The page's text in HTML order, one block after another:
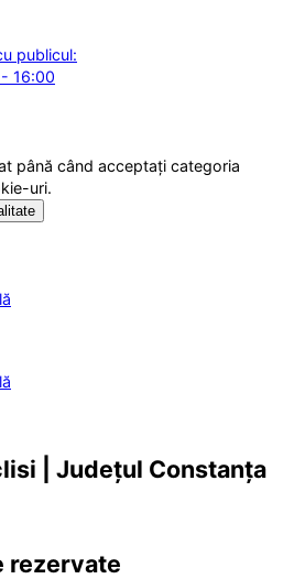
publicul:
16:00
până când acceptați categoria
uri.
| Județul Constanța
rezervate